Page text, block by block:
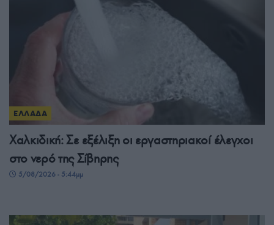
ΕΛΛΑΔΑ
Χαλκιδική: Σε εξέλιξη οι εργαστηριακοί έλεγχοι
στο νερό της Σίβηρης
5/08/2026 - 5:44μμ